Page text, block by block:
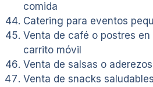
comida
Catering para eventos
Venta de café o postres
carrito móvil
Venta de salsas o
Venta de snacks saludables